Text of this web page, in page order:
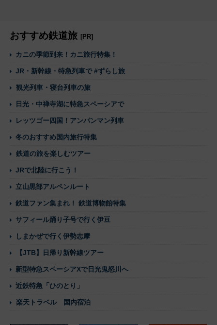
おすすめ鉄道旅 [PR]
カニの季節到来！カニ旅行特集！
JR・新幹線・特急列車で #ずらし旅
観光列車・寝台列車の旅
日光・中禅寺湖に特急スペーシアで
レッツゴー四国！アンパンマン列車
冬のおすすめ国内旅行特集
鉄道の旅を楽しむツアー
JRで北陸に行こう！
立山黒部アルペンルート
鉄道ファン集まれ！ 鉄道博物館特集
サフィール踊り子号で行く伊豆
しまかぜで行く伊勢志摩
【JTB】日帰り新幹線ツアー
新型特急スペーシアXで日光鬼怒川へ
近鉄特急「ひのとり」
楽天トラベル 国内宿泊